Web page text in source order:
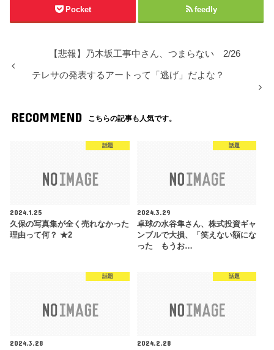
Pocket feedly
【悲報】乃木坂工事中さん、つまらない 2/26
テレサの発表するアートって「逃げ」だよな？
RECOMMEND こちらの記事も人気です。
話題
2024.1.25
久保の写真集が全く売れなかった
理由って何？ ★2
話題
2024.3.29
卓球の水谷隼さん、株式投資ギャ
ンブルで大損、「笑えない額にな
った もうお…
話題
2024.3.28
話題
2024.2.28